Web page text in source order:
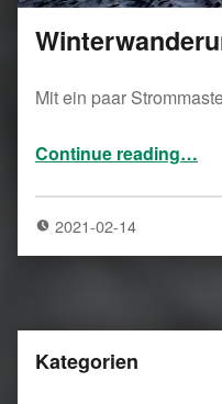
Mit ein paar
Continue reading…
2021-02-14
Kategorien